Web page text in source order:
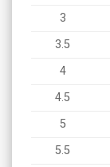
3
3.5
4
4.5
5
5.5